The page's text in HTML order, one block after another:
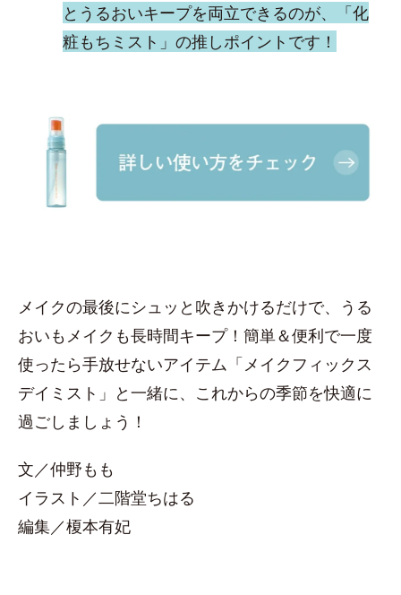
とうるおいキープを両立できるのが、「化
粧もちミスト」の推しポイントです！
メイクの最後にシュッと吹きかけるだけで、うる
おいもメイクも長時間キープ！簡単＆便利で一度
使ったら手放せないアイテム「メイクフィックス
デイミスト」と一緒に、これからの季節を快適に
過ごしましょう！
文／仲野もも
イラスト／二階堂ちはる
編集／榎本有妃